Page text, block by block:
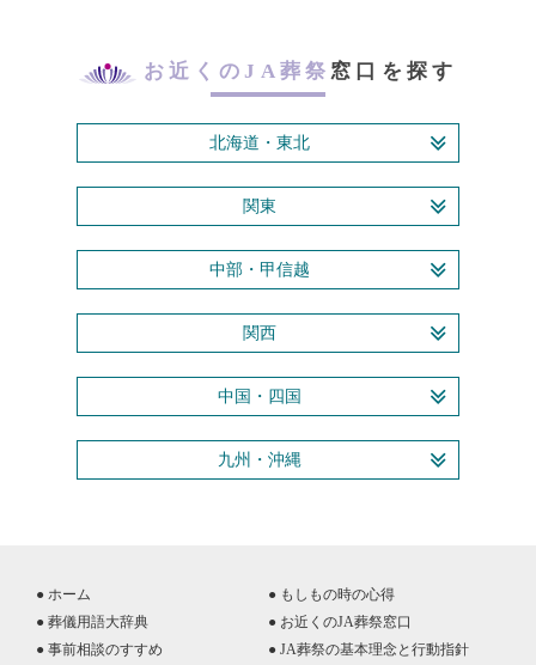
お近くのJA葬祭 窓口を探す
北海道・東北
関東
中部・甲信越
関西
中国・四国
九州・沖縄
● ホーム
● もしもの時の心得
● 葬儀用語大辞典
● お近くのJA葬祭窓口
● 事前相談のすすめ
● JA葬祭の基本理念と行動指針